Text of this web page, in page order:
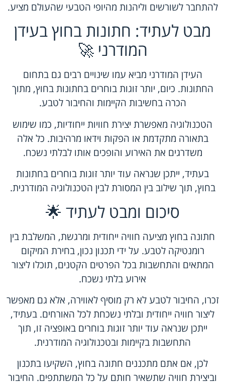
להתחבר לשורשים וליהנות מהיופי הטבעי שהעולם מציע.
מבט לעתיד: חתונות בחוץ בעידן
המודרני 🚀
העידן המודרני מביא עמו שינויים רבים גם בתחום
החתונות. כיום, יותר זוגות בוחרים בחתונות בחוץ, מתוך
הכרה בחשיבות הקיימות והחיבור לטבע.
הטכנולוגיה מאפשרת יצירת חוויות ייחודיות, כמו שימוש
בתאורה מתקדמת או הפקות וידאו מרהיבות. כל אלה
משדרגים את האירוע והופכים אותו לבלתי נשכח.
בעתיד, ייתכן שנראה עוד יותר זוגות בוחרים בחתונות
בחוץ, תוך שילוב בין המסורת לבין הטכנולוגיה המודרנית.
סיכום ומבט לעתיד 🌟
חתונה בחוץ מציעה חוויה ייחודית ומרגשת, המשלבת בין
רומנטיקה לטבע. על ידי תכנון נכון, בחירת המיקום
המתאים והתחשבות בכל הפרטים הקטנים, תוכלו ליצור
אירוע בלתי נשכח.
זכרו, החיבור לטבע לא רק מוסיף לאווירה, אלא גם מאפשר
ליצור חוויה ייחודית ובלתי נשכחת לכל האורחים. בעתיד,
ייתכן שנראה עוד יותר זוגות בוחרים באופציה זו, תוך
התחשבות בקיימות ובטכנולוגיה המודרנית.
לכן, אם אתם מתכננים חתונה בחוץ, השקיעו בתכנון
וביצירת חוויה שתשאיר חותם על כל המשתתפים. החיבור